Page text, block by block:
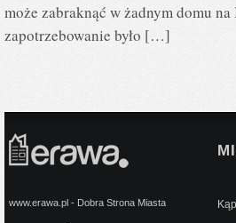
może zabraknąć w żadnym domu
zapotrzebowanie było […]
www.erawa.pl - Dobra Strona Miasta